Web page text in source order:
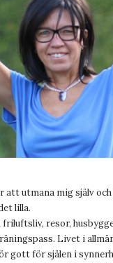
att utmana mig själv
lilla.
friluftsliv, resor,
Livet i
gott för själen i